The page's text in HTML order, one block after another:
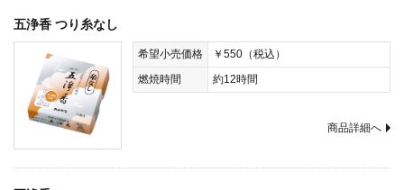
五浄香 つり糸なし
希望小売価格
￥550（税込）
燃焼時間
約12時間
商品詳細へ